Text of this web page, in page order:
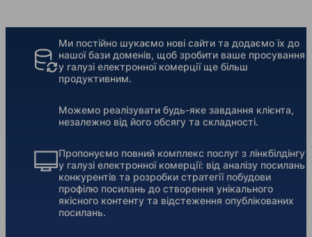
Ми постійно шукаємо нові сайти та додаємо їх до
нашої бази доменів, щоб зробити ваше просування
у галузі електронної комерції ще більш
продуктивним.
Можемо реалізувати будь-яке завдання клієнта,
незалежно від його обсягу та складності.
Пропонуємо повний комплекс послуг з лінкбілдінгу
у галузі електронної комерції: від аналізу посилань
конкурентів та розробки стратегії побудови
профілю посилань до створення унікального
якісного контенту та відстеження опублікованих
посилань.